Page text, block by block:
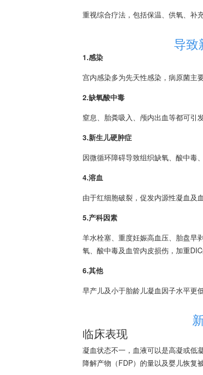
重视综合疗法，包括保温、供氧、补
导致
1.感染
宫内感染多为先天性感染，病原菌主
2.缺氧酸中毒
窒息、胎粪吸入、颅内出血等都可引
3.新生儿硬肿症
因微循环障碍导致组织缺氧、酸中毒
4.溶血
由于红细胞破裂，促发内源性凝血及
5.产科因素
羊水栓塞、重度妊娠高血压、胎盘早
氧、酸中毒及血管内皮损伤，加重DIC
6.其他
早产儿及小于胎龄儿凝血因子水平更
临床表现
凝血状态不一，血液可以是高凝或低
降解产物（FDP）的量以及婴儿恢复